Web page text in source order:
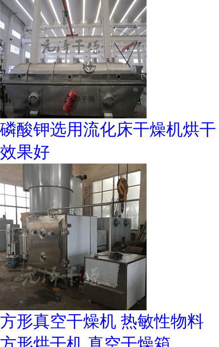
磷酸钾选用流化床干燥机烘干
效果好
方形真空干燥机 热敏性物料